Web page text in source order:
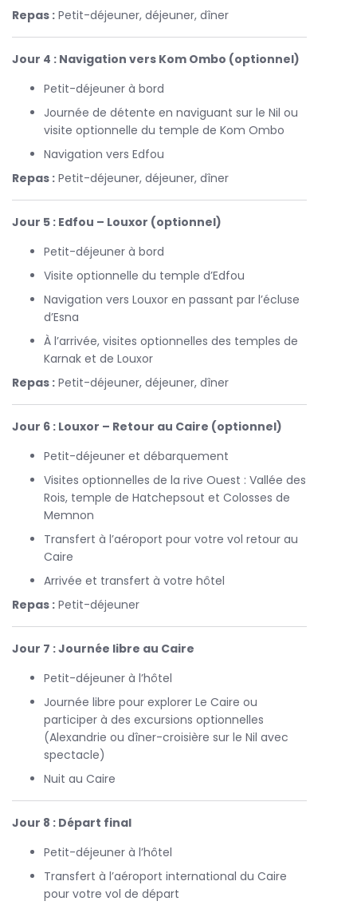
Repas : Petit-déjeuner, déjeuner, dîner
Jour 4 : Navigation vers Kom Ombo (optionnel)
Petit-déjeuner à bord
Journée de détente en naviguant sur le Nil ou
visite optionnelle du temple de Kom Ombo
Navigation vers Edfou
Repas : Petit-déjeuner, déjeuner, dîner
Jour 5 : Edfou – Louxor (optionnel)
Petit-déjeuner à bord
Visite optionnelle du temple d’Edfou
Navigation vers Louxor en passant par l’écluse
d’Esna
À l’arrivée, visites optionnelles des temples de
Karnak et de Louxor
Repas : Petit-déjeuner, déjeuner, dîner
Jour 6 : Louxor – Retour au Caire (optionnel)
Petit-déjeuner et débarquement
Visites optionnelles de la rive Ouest : Vallée des
Rois, temple de Hatchepsout et Colosses de
Memnon
Transfert à l’aéroport pour votre vol retour au
Caire
Arrivée et transfert à votre hôtel
Repas : Petit-déjeuner
Jour 7 : Journée libre au Caire
Petit-déjeuner à l’hôtel
Journée libre pour explorer Le Caire ou
participer à des excursions optionnelles
(Alexandrie ou dîner-croisière sur le Nil avec
spectacle)
Nuit au Caire
Jour 8 : Départ final
Petit-déjeuner à l’hôtel
Transfert à l’aéroport international du Caire
pour votre vol de départ